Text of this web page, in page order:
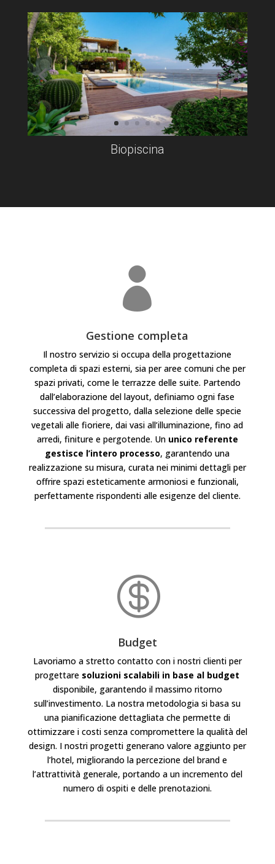
Biopiscina

Gestione completa
Il nostro servizio si occupa della progettazione
completa di spazi esterni, sia per aree comuni che per
spazi privati, come le terrazze delle suite. Partendo
dall’elaborazione del layout, definiamo ogni fase
successiva del progetto, dalla selezione delle specie
vegetali alle fioriere, dai vasi all’illuminazione, fino ad
arredi, finiture e pergotende. Un unico referente
gestisce l’intero processo, garantendo una
realizzazione su misura, curata nei minimi dettagli per
offrire spazi esteticamente armoniosi e funzionali,
perfettamente rispondenti alle esigenze del cliente.

Budget
Lavoriamo a stretto contatto con i nostri clienti per
progettare soluzioni scalabili in base al budget
disponibile, garantendo il massimo ritorno
sull’investimento. La nostra metodologia si basa su
una pianificazione dettagliata che permette di
ottimizzare i costi senza compromettere la qualità del
design. I nostri progetti generano valore aggiunto per
l’hotel, migliorando la percezione del brand e
l’attrattività generale, portando a un incremento del
numero di ospiti e delle prenotazioni.